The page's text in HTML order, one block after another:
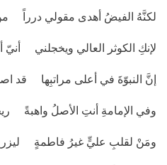
لكنَّهُ الفيضُ أهدى مقولي درراً
لإنكِ الكوثر العالي ويخجلني
إنَّ النبوّةَ في أعلى مراتبِها قد
وفي الإمامةِ أنتِ الأصلُ واهبةً
ومَنْ لقلبِ عليٍّ غيرُ فاطمةٍ